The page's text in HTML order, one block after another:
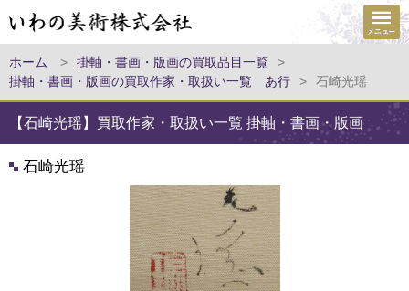
ホーム > 掛軸・書画・版画の買取品目一覧
>
掛軸・書画・版画の買取作家・取扱い一覧 あ行
> 石崎光瑶
【石崎光瑶】買取作家・取扱い一覧 掛軸・書画・版画
石崎光瑶